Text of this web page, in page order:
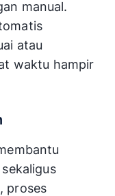
manual.
atau
waktu hampir
proses